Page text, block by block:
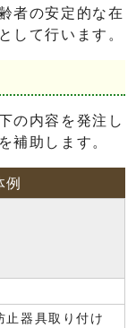
者の安定的な在
して行います。
の内容を発注し
補助します。
例
止器具取り付け